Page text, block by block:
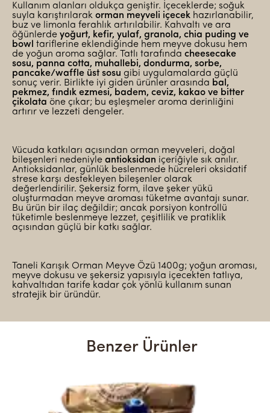
Kullanım alanları oldukça geniştir. İçeceklerde; soğuk
suyla karıştırılarak orman meyveli içecek hazırlanabilir,
buz ve limonla ferahlık artırılabilir. Kahvaltı ve ara
öğünlerde yoğurt, kefir, yulaf, granola, chia puding ve
bowl tariflerine eklendiğinde hem meyve dokusu hem
de yoğun aroma sağlar. Tatlı tarafında cheesecake
sosu, panna cotta, muhallebi, dondurma, sorbe,
pancake/waffle üst sosu gibi uygulamalarda güçlü
sonuç verir. Birlikte iyi giden ürünler arasında bal,
pekmez, fındık ezmesi, badem, ceviz, kakao ve bitter
çikolata öne çıkar; bu eşleşmeler aroma derinliğini
artırır ve lezzeti dengeler.
Vücuda katkıları açısından orman meyveleri, doğal
bileşenleri nedeniyle antioksidan içeriğiyle sık anılır.
Antioksidanlar, günlük beslenmede hücreleri oksidatif
strese karşı destekleyen bileşenler olarak
değerlendirilir. Şekersiz form, ilave şeker yükü
oluşturmadan meyve aroması tüketme avantajı sunar.
Bu ürün bir ilaç değildir; ancak porsiyon kontrollü
tüketimle beslenmeye lezzet, çeşitlilik ve pratiklik
açısından güçlü bir katkı sağlar.
Taneli Karışık Orman Meyve Özü 1400g; yoğun aroması,
meyve dokusu ve şekersiz yapısıyla içecekten tatlıya,
kahvaltıdan tarife kadar çok yönlü kullanım sunan
stratejik bir üründür.
Benzer Ürünler